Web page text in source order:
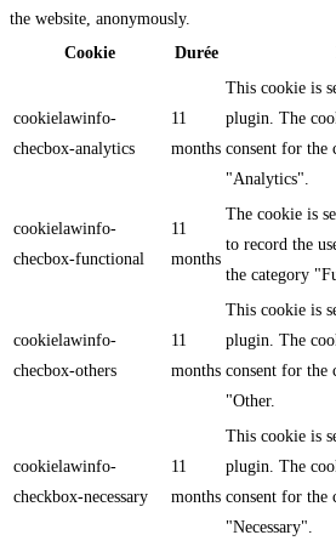
the website, anonymously.
Cookie
Durée
cookielawinfo-
checbox-analytics
11
months
This cookie is
plugin. The
consent for the
"Analytics".
cookielawinfo-
checbox-functional
11
months
The cookie is
to record the
the category
cookielawinfo-
checbox-others
11
months
This cookie is
plugin. The
consent for the
"Other.
cookielawinfo-
checkbox-necessary
11
months
This cookie is
plugin. The
consent for the
"Necessary".